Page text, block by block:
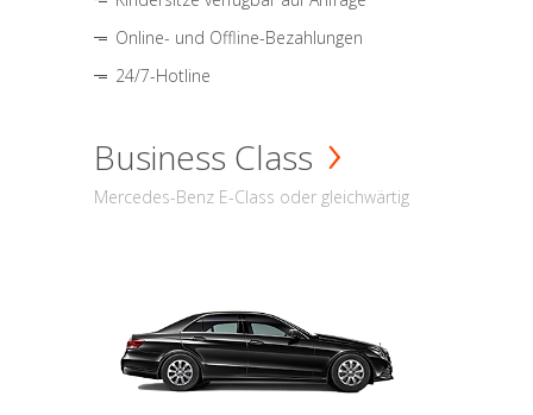
Online- und Offline-Bezahlungen
24/7-Hotline
Business Class
Mercedes-Benz E-Class oder gleichwärtig